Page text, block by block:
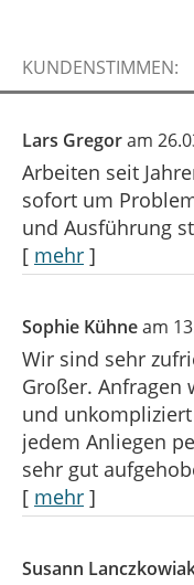
KUNDENSTIMMEN:
Lars Gregoram
Arbeiten seit
sofort um
und Ausführung
[ mehr ]
Sophie Kühneam
Wir sind sehr
Großer. Anfragen
und
jedem Anliegen
sehr gut
[ mehr ]
Susann